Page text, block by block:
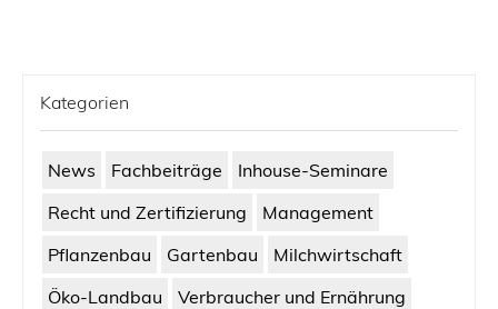
Kategorien
News Fachbeiträge
Inhouse-Seminare
Recht und Zertifizierung
Management
Pflanzenbau
Gartenbau
Milchwirtschaft
Öko-Landbau
Verbraucher und Ernährung